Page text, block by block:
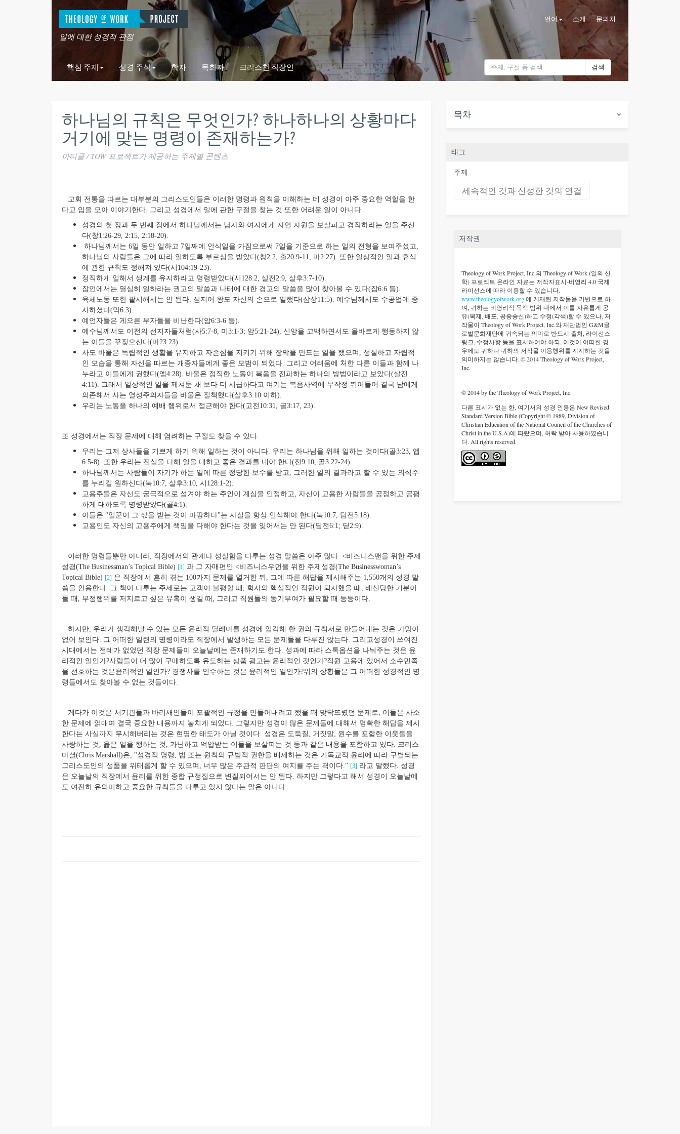
언어 소개 문의처
일에 대한 성경적 관점
검색
핵심 주제 성경 주석 학자 목회자 크리스천 직장인
목차
태그
주제
세속적인 것과 신성한 것의 연결
저작권
Theology of Work Project, Inc.의 Theology of Work (일의 신
학) 프로젝트 온라인 자료는 저작자표시-비영리 4.0 국제
라이선스에 따라 이용할 수 있습니다.
www.theologyofwork.org에 게재된 저작물을 기반으로 하
여, 귀하는 비영리적 목적 범위 내에서 이를 자유롭게 공
유(복제, 배포, 공중송신)하고 수정(각색)할 수 있으나, 저
작물이 Theology of Work Project, Inc.와 재단법인 G&M글
로벌문화재단에 귀속되는 의미로 반드시 출처, 라이선스
링크, 수정사항 등을 표시하여야 하되, 이것이 어떠한 경
우에도 귀하나 귀하의 저작물 이용행위를 지지하는 것을
의미하지는 않습니다. © 2014 Theology of Work Project,
Inc.
© 2014 by the Theology of Work Project, Inc.
다른 표시가 없는 한, 여기서의 성경 인용은 New Revised
Standard Version Bible (Copyright © 1989, Division of
Christian Education of the National Council of the Churches of
Christ in the U.S.A)에 따랐으며, 허락 받아 사용하였습니
다. All rights reserved.
하나님의 규칙은 무엇인가? 하나하나의 상황마다
거기에 맞는 명령이 존재하는가?
아티클 / TOW 프로젝트가 제공하는 주제별 콘텐츠
교회 전통을 따르는 대부분의 그리스도인들은 이러한 명령과 원칙을 이해하는 데 성경이 아주 중요한 역할을 한
다고 입을 모아 이야기한다. 그리고 성경에서 일에 관한 구절을 찾는 것 또한 어려운 일이 아니다.
성경의 첫 장과 두 번째 장에서 하나님께서는 남자와 여자에게 자연 자원을 보살피고 경작하라는 일을 주신
다(창1:26-29, 2:15, 2:18-20).
하나님께서는 6일 동안 일하고 7일째에 안식일을 가짐으로써 7일을 기준으로 하는 일의 전형을 보여주셨고,
하나님의 사람들은 그에 따라 일하도록 부르심을 받았다(창2:2, 출20:9-11, 마2:27). 또한 일상적인 일과 휴식
에 관한 규칙도 정해져 있다(시104:19-23).
정직하게 일해서 생계를 유지하라고 명령받았다(시128:2, 살전2:9, 살후3:7-10).
잠언에서는 열심히 일하라는 권고의 말씀과 나태에 대한 경고의 말씀을 많이 찾아볼 수 있다(잠6:6 등).
육체노동 또한 괄시해서는 안 된다. 심지어 왕도 자신의 손으로 일했다(삼상11:5). 예수님께서도 수공업에 종
사하셨다(막6:3).
예언자들은 게으른 부자들을 비난한다(암6:3-6 등).
예수님께서도 이전의 선지자들처럼(사5:7-8, 미3:1-3; 암5:21-24), 신앙을 고백하면서도 올바르게 행동하지 않
는 이들을 꾸짖으신다(마23:23).
사도 바울은 독립적인 생활을 유지하고 자존심을 지키기 위해 장막을 만드는 일을 했으며, 성실하고 자립적
인 모습을 통해 자신을 따르는 개종자들에게 좋은 모범이 되었다. 그리고 어려움에 처한 다른 이들과 함께 나
누라고 이들에게 권했다(엡4:28). 바울은 정직한 노동이 복음을 전파하는 하나의 방법이라고 보았다(살전
4:11). 그래서 일상적인 일을 제쳐둔 채 보다 더 시급하다고 여기는 복음사역에 무작정 뛰어들어 결국 남에게
의존해서 사는 열성주의자들을 바울은 질책했다(살후3:10 이하).
우리는 노동을 하나의 예배 행위로서 접근해야 한다(고전10:31, 골3:17, 23).
또 성경에서는 직장 문제에 대해 염려하는 구절도 찾을 수 있다.
우리는 그저 상사들을 기쁘게 하기 위해 일하는 것이 아니다. 우리는 하나님을 위해 일하는 것이다(골3:23, 엡
6:5-8). 또한 우리는 전심을 다해 일을 대하고 좋은 결과를 내야 한다(전9:10, 골3:22-24).
하나님께서는 사람들이 자기가 하는 일에 따른 정당한 보수를 받고, 그러한 일의 결과라고 할 수 있는 의식주
를 누리길 원하신다(눅10:7, 살후3:10, 시128:1-2).
고용주들은 자신도 궁극적으로 섬겨야 하는 주인이 계심을 인정하고, 자신이 고용한 사람들을 공정하고 공평
하게 대하도록 명령받았다(골4:1).
이들은 "일꾼이 그 삯을 받는 것이 마땅하다"는 사실을 항상 인식해야 한다(눅10:7, 딤전5:18).
고용인도 자신의 고용주에게 책임을 다해야 한다는 것을 잊어서는 안 된다(딤전6:1; 딛2:9).
이러한 명령들뿐만 아니라, 직장에서의 관계나 성실함을 다루는 성경 말씀은 아주 많다. <비즈니스맨을 위한 주제
성경(The Businessman’s Topical Bible) [1] 과 그 자매편인 <비즈니스우먼을 위한 주제성경(The Businesswoman’s
Topical Bible) [2] 은 직장에서 흔히 겪는 100가지 문제를 열거한 뒤, 그에 따른 해답을 제시해주는 1,550개의 성경 말
씀을 인용한다. 그 책이 다루는 주제로는 고객이 불평할 때, 회사의 핵심적인 직원이 퇴사했을 때, 배신당한 기분이
들 때, 부정행위를 저지르고 싶은 유혹이 생길 때, 그리고 직원들의 동기부여가 필요할 때 등등이다.
하지만, 우리가 생각해낼 수 있는 모든 윤리적 딜레마를 성경에 입각해 한 권의 규칙서로 만들어내는 것은 가망이
없어 보인다. 그 어떠한 일련의 명령이라도 직장에서 발생하는 모든 문제들을 다루진 않는다. 그리고성경이 쓰여진
시대에서는 전례가 없었던 직장 문제들이 오늘날에는 존재하기도 한다. 성과에 따라 스톡옵션을 나눠주는 것은 윤
리적인 일인가?사람들이 더 많이 구매하도록 유도하는 상품 광고는 윤리적인 것인가?직원 고용에 있어서 소수민족
을 선호하는 것은윤리적인 일인가? 경쟁사를 인수하는 것은 윤리적인 일인가?위의 상황들은 그 어떠한 성경적인 명
령들에서도 찾아볼 수 없는 것들이다.
게다가 이것은 서기관들과 바리새인들이 포괄적인 규정을 만들어내려고 했을 때 맞닥뜨렸던 문제로, 이들은 사소
한 문제에 얽매여 결국 중요한 내용까지 놓치게 되었다. 그렇지만 성경이 많은 문제들에 대해서 명확한 해답을 제시
한다는 사실까지 무시해버리는 것은 현명한 태도가 아닐 것이다. 성경은 도둑질, 거짓말, 원수를 포함한 이웃들을
사랑하는 것, 옳은 일을 행하는 것, 가난하고 억압받는 이들을 보살피는 것 등과 같은 내용을 포함하고 있다. 크리스
마셜(Chris Marshall)은, "성경적 명령, 법 또는 원칙의 규범적 권한을 배제하는 것은 기독교적 윤리에 따라 구별되는
그리스도인의 성품을 위태롭게 할 수 있으며, 너무 많은 주관적 판단의 여지를 주는 격이다." [3] 라고 말했다. 성경
은 오늘날의 직장에서 윤리를 위한 종합 규정집으로 변질되어서는 안 된다. 하지만 그렇다고 해서 성경이 오늘날에
도 여전히 유의미하고 중요한 규칙들을 다루고 있지 않다는 말은 아니다.